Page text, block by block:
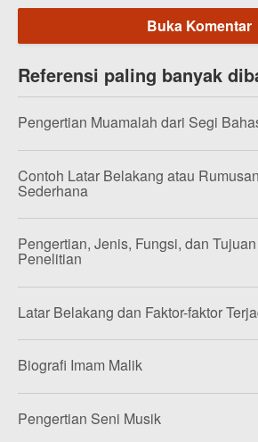
Buka Komentar
Referensi paling banyak
Pengertian Muamalah dari Segi
Contoh Latar Belakang atau
Sederhana
Pengertian, Jenis, Fungsi, dan
Penelitian
Latar Belakang dan Faktor-faktor
Biografi Imam Malik
Pengertian Seni Musik